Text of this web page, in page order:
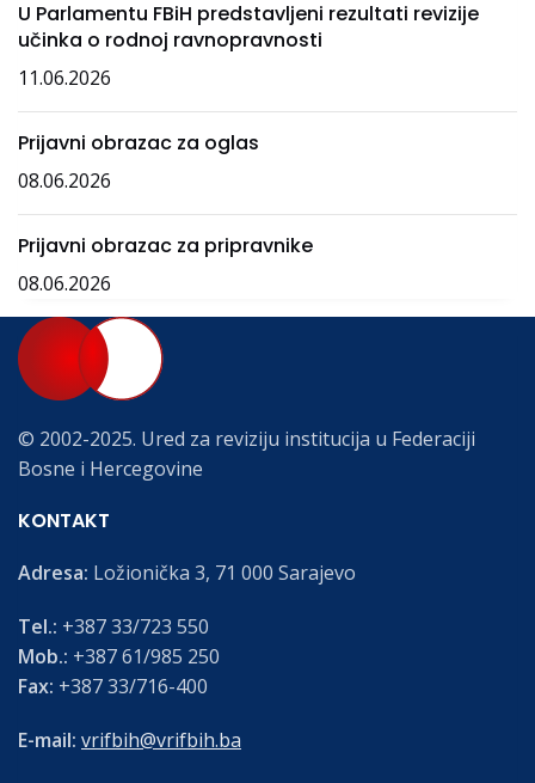
U Parlamentu FBiH predstavljeni rezultati revizije
učinka o rodnoj ravnopravnosti
11.06.2026
Prijavni obrazac za oglas
08.06.2026
Prijavni obrazac za pripravnike
08.06.2026
© 2002-2025. Ured za reviziju institucija u Federaciji
Bosne i Hercegovine
KONTAKT
Adresa: Ložionička 3, 71 000 Sarajevo
Tel.: +387 33/723 550
Mob.: +387 61/985 250
Fax: +387 33/716-400
E-mail: vrifbih@vrifbih.ba